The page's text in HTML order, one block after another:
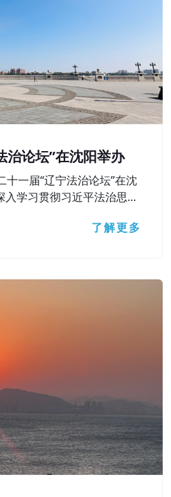
治论坛”在沈阳举办
一届“辽宁法治论坛”在沈
入学习贯彻习近平法治思
了解更多